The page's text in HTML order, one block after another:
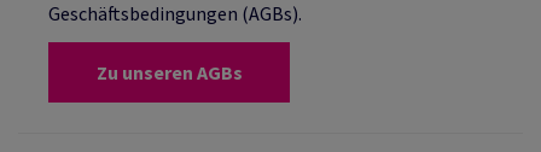
Geschäftsbedingungen (AGBs).
Zu unseren AGBs